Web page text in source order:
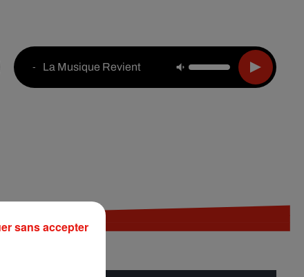
- La Musique Revient
sans accepter